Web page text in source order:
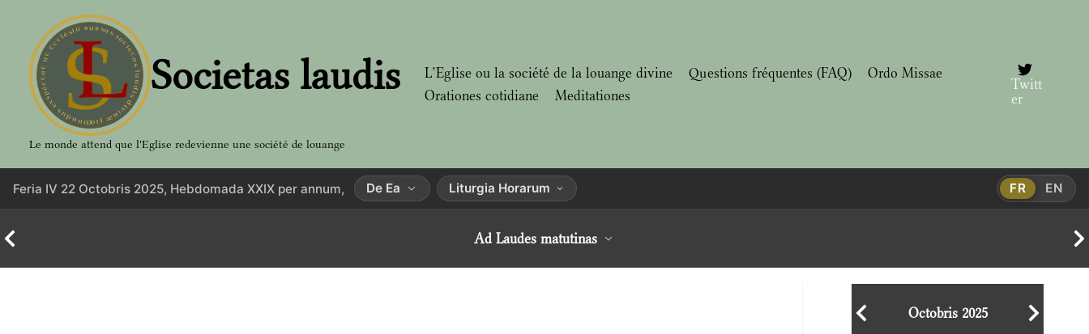
contenu
Societas laudis
Le monde attend que l'Eglise redevienne une société de louange
L’Eglise ou la société de la louange divine Questions fréquentes (FAQ)
Ordo Missae
Orationes cotidiane
Meditationes
Twitt
er
Feria IV 22 Octobris 2025, Hebdomada XXIX per annum, De Ea Liturgia Horarum FR EN
Ad Laudes matutinas
Octobris 2025